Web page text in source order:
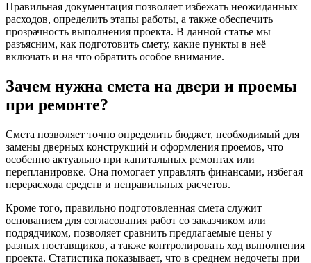
Правильная документация позволяет избежать неожиданных
расходов, определить этапы работы, а также обеспечить
прозрачность выполнения проекта. В данной статье мы
разъясним, как подготовить смету, какие пункты в неё
включать и на что обратить особое внимание.
Зачем нужна смета на двери и проемы
при ремонте?
Смета позволяет точно определить бюджет, необходимый для
замены дверных конструкций и оформления проемов, что
особенно актуально при капитальных ремонтах или
перепланировке. Она помогает управлять финансами, избегая
перерасхода средств и неправильных расчетов.
Кроме того, правильно подготовленная смета служит
основанием для согласования работ со заказчиком или
подрядчиком, позволяет сравнить предлагаемые цены у
разных поставщиков, а также контролировать ход выполнения
проекта. Статистика показывает, что в среднем недочеты при